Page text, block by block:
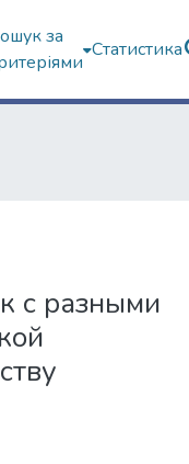
за
Статистика
с разными